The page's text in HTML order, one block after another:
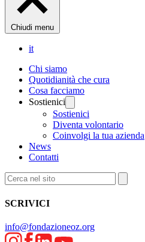
Chiudi menu
it
Chi siamo
Quotidianità che cura
Cosa facciamo
Sostienici
Sostienici
Diventa volontario
Coinvolgi la tua azienda
News
Contatti
SCRIVICI
info@fondazioneoz.org